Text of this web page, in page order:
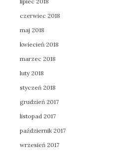
czerwiec 2018
maj 2018
kwiecień 2018
marzec 2018
luty 2018
styczeń 2018
grudzień 2017
listopad 2017
październik 2017
wrzesień 2017